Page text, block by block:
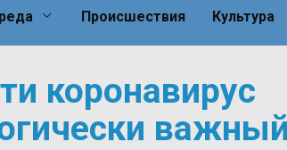
Происшествия Культура
коронавирус
важный